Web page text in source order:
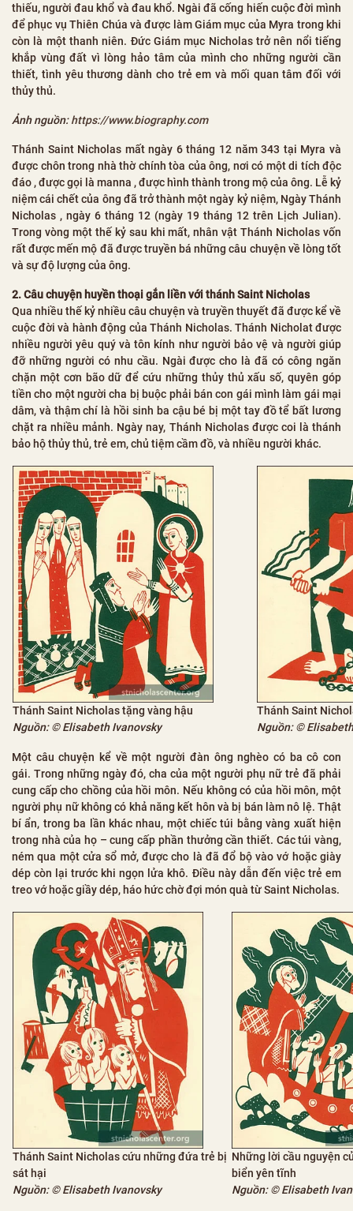
thiếu, người đau khổ và đau khổ. Ngài đã cống hiến cuộc đời mình
để phục vụ Thiên Chúa và được làm Giám mục của Myra trong khi
còn là một thanh niên. Đức Giám mục Nicholas trở nên nổi tiếng
khắp vùng đất vì lòng hảo tâm của mình cho những người cần
thiết, tình yêu thương dành cho trẻ em và mối quan tâm đối với
thủy thủ.
Ảnh nguồn:https://www.biography.com
Thánh Saint Nicholas mất ngày 6 tháng 12 năm 343 tại Myra và
được chôn trong nhà thờ chính tòa của ông, nơi có một di tích độc
đáo , được gọi là manna , được hình thành trong mộ của ông. Lễ kỷ
niệm cái chết của ông đã trở thành một ngày kỷ niệm, Ngày Thánh
Nicholas , ngày 6 tháng 12 (ngày 19 tháng 12 trên Lịch Julian).
Trong vòng một thế kỷ sau khi mất, nhân vật Thánh Nicholas vốn
rất được mến mộ đã được truyền bá những câu chuyện về lòng tốt
và sự độ lượng của ông.
2. Câu chuyện huyền thoại gắn liền với thánh Saint Nicholas
Qua nhiều thế kỷ nhiều câu chuyện và truyền thuyết đã được kể về
cuộc đời và hành động của Thánh Nicholas. Thánh Nicholat được
nhiều người yêu quý và tôn kính như người bảo vệ và người giúp
đỡ những người có nhu cầu. Ngài được cho là đã có công ngăn
chặn một cơn bão dữ để cứu những thủy thủ xấu số, quyên góp
tiền cho một người cha bị buộc phải bán con gái mình làm gái mại
dâm, và thậm chí là hồi sinh ba cậu bé bị một tay đồ tể bất lương
chặt ra nhiều mảnh. Ngày nay, Thánh Nicholas được coi là thánh
bảo hộ thủy thủ, trẻ em, chủ tiệm cầm đồ, và nhiều người khác.
Thánh Saint Nicholas tặng vàng hậu
Nguồn: © Elisabeth Ivanovsky
Thánh Saint
Nguồn: ©
Một câu chuyện kể về một người đàn ông nghèo có ba cô con
gái. Trong những ngày đó, cha của một người phụ nữ trẻ đã phải
cung cấp cho chồng của hồi môn. Nếu không có của hồi môn, một
người phụ nữ không có khả năng kết hôn và bị bán làm nô lệ. Thật
bí ẩn, trong ba lần khác nhau, một chiếc túi bằng vàng xuất hiện
trong nhà của họ – cung cấp phần thưởng cần thiết. Các túi vàng,
ném qua một cửa sổ mở, được cho là đã đổ bộ vào vớ hoặc giày
dép còn lại trước khi ngọn lửa khô. Điều này dẫn đến việc trẻ em
treo vớ hoặc giầy dép, háo hức chờ đợi món quà từ Saint Nicholas.
Thánh Saint Nicholas cứu những đứa trẻ bị
sát hại
Nguồn: © Elisabeth Ivanovsky
Những lời cầu nguyện
biển yên tĩnh
Nguồn: © Elisabeth